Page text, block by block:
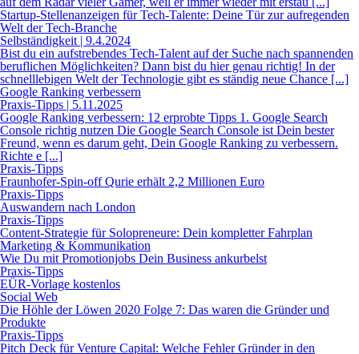
Startup-Stellenanzeigen für Tech-Talente: Deine Tür zur aufregenden
Welt der Tech-Branche
Selbständigkeit | 9.4.2024
Bist du ein aufstrebendes Tech-Talent auf der Suche nach spannenden
beruflichen Möglichkeiten? Dann bist du hier genau richtig! In der
schnelllebigen Welt der Technologie gibt es ständig neue Chance [...]
Google Ranking verbessern
Praxis-Tipps | 5.11.2025
Google Ranking verbessern: 12 erprobte Tipps 1. Google Search
Console richtig nutzen Die Google Search Console ist Dein bester
Freund, wenn es darum geht, Dein Google Ranking zu verbessern.
Richte e [...]
Praxis-Tipps
Fraunhofer-Spin-off Qurie erhält 2,2 Millionen Euro
Praxis-Tipps
Auswandern nach London
Praxis-Tipps
Content-Strategie für Solopreneure: Dein kompletter Fahrplan
Marketing & Kommunikation
Wie Du mit Promotionjobs Dein Business ankurbelst
Praxis-Tipps
EÜR-Vorlage kostenlos
Social Web
Die Höhle der Löwen 2020 Folge 7: Das waren die Gründer und
Produkte
Praxis-Tipps
Pitch Deck für Venture Capital: Welche Fehler Gründer in den